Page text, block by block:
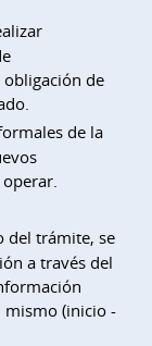
obligación de
de la
del trámite, se
a través del
mismo (inicio -